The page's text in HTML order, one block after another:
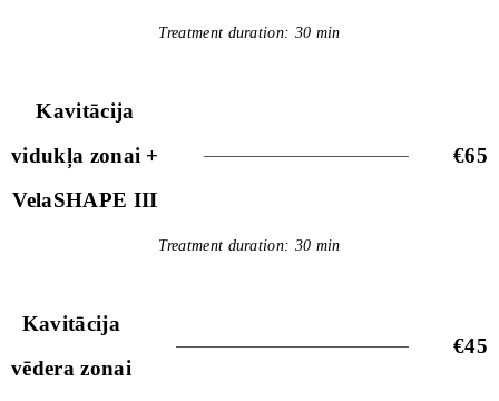
Treatment duration: 30 min
Kavitācija
vidukļa zonai +
VelaSHAPE III
€65
Treatment duration: 30 min
Kavitācija
vēdera zonai
€45